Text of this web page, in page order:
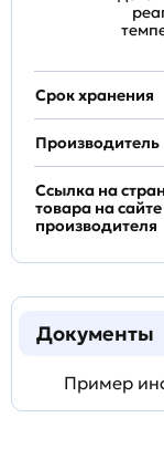
Срок хранения
Производитель
Ссылка на
товара на сайте
производителя
Документы
Пример